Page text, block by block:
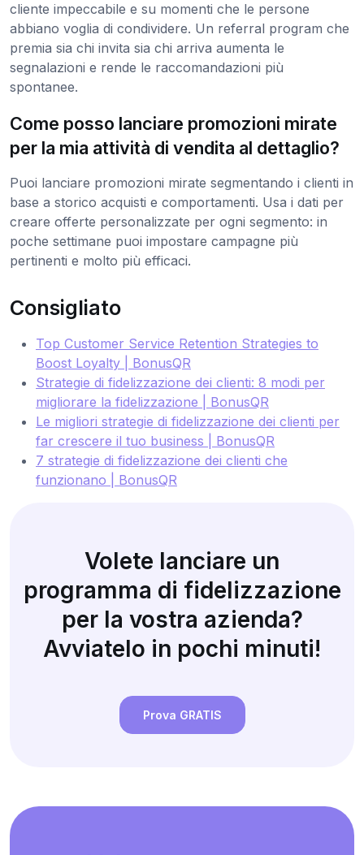
cliente impeccabile e su momenti che le persone
abbiano voglia di condividere. Un referral program che
premia sia chi invita sia chi arriva aumenta le
segnalazioni e rende le raccomandazioni più
spontanee.
Come posso lanciare promozioni mirate
per la mia attività di vendita al dettaglio?
Puoi lanciare promozioni mirate segmentando i clienti in
base a storico acquisti e comportamenti. Usa i dati per
creare offerte personalizzate per ogni segmento: in
poche settimane puoi impostare campagne più
pertinenti e molto più efficaci.
Consigliato
Top Customer Service Retention Strategies to
Boost Loyalty | BonusQR
Strategie di fidelizzazione dei clienti: 8 modi per
migliorare la fidelizzazione | BonusQR
Le migliori strategie di fidelizzazione dei clienti per
far crescere il tuo business | BonusQR
7 strategie di fidelizzazione dei clienti che
funzionano | BonusQR
Volete lanciare un
programma di fidelizzazione
per la vostra azienda?
Avviatelo in pochi minuti!
Prova GRATIS